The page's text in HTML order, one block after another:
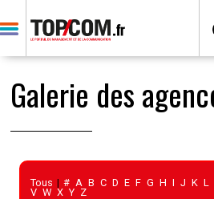
Galerie des
Tous | # A B C D E F G H I J K L
V W X Y Z